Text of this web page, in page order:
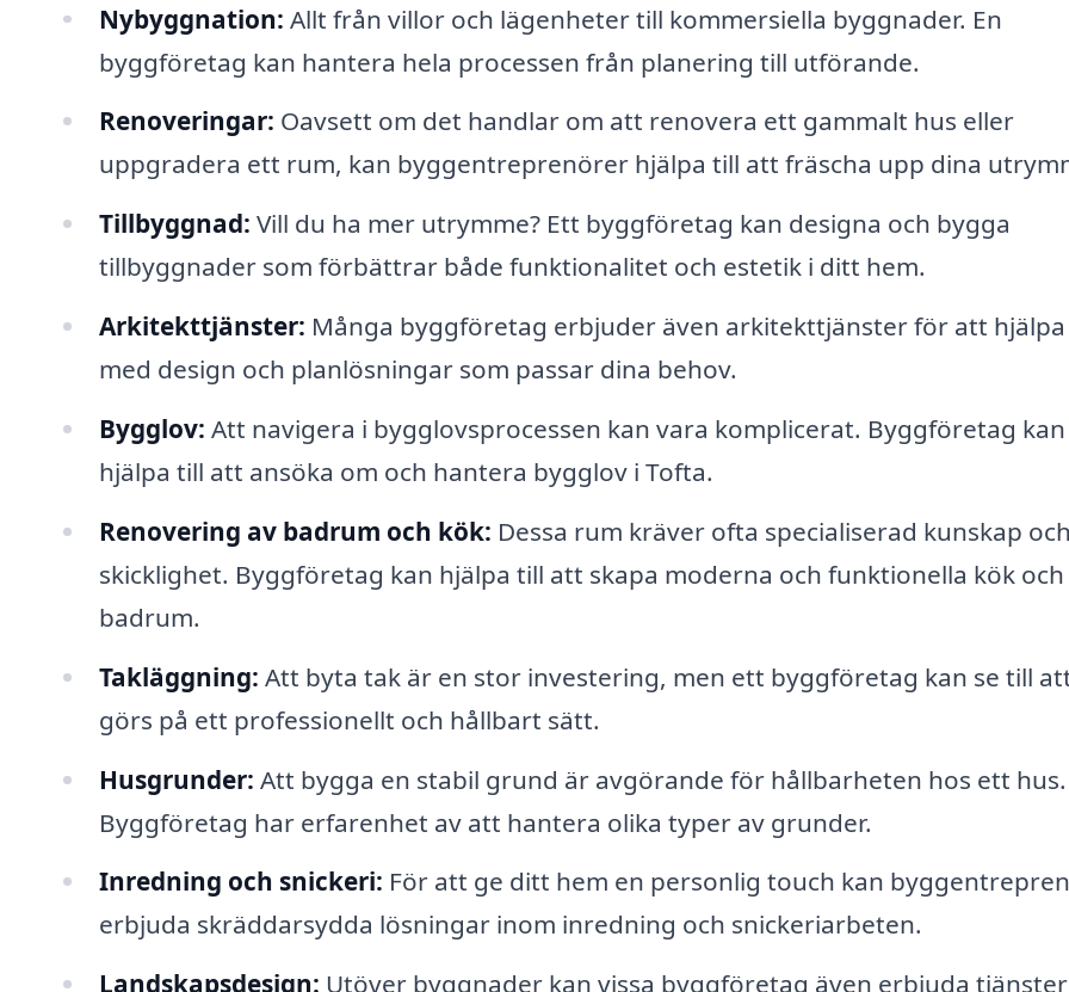
Nybyggnation: Allt från villor och lägenheter till kommersiella byggnader. En
byggföretag kan hantera hela processen från planering till utförande.
Renoveringar: Oavsett om det handlar om att renovera ett gammalt hus eller
uppgradera ett rum, kan byggentreprenörer hjälpa till att fräscha upp dina
Tillbyggnad: Vill du ha mer utrymme? Ett byggföretag kan designa och bygga
tillbyggnader som förbättrar både funktionalitet och estetik i ditt hem.
Arkitekttjänster: Många byggföretag erbjuder även arkitekttjänster för att hjälpa
med design och planlösningar som passar dina behov.
Bygglov: Att navigera i bygglovsprocessen kan vara komplicerat. Byggföretag kan
hjälpa till att ansöka om och hantera bygglov i Tofta.
Renovering av badrum och kök: Dessa rum kräver ofta specialiserad kunskap och
skicklighet. Byggföretag kan hjälpa till att skapa moderna och funktionella kök och
badrum.
Takläggning: Att byta tak är en stor investering, men ett byggföretag kan se till
görs på ett professionellt och hållbart sätt.
Husgrunder: Att bygga en stabil grund är avgörande för hållbarheten hos ett hus.
Byggföretag har erfarenhet av att hantera olika typer av grunder.
Inredning och snickeri: För att ge ditt hem en personlig touch kan
erbjuda skräddarsydda lösningar inom inredning och snickeriarbeten.
Landskapsdesign: Utöver byggnader kan vissa byggföretag även erbjuda